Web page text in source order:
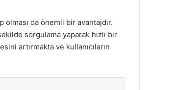
da önemli bir avantajdır.
sorgulama yaparak hızlı bir
artırmakta ve kullanıcıların